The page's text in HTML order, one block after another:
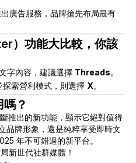
廣告服務，品牌搶先布局最有
）功能大比較，你該
字內容，建議選擇 Threads。
索營利模式，則選擇 X。
？
推出的新功能，顯示它絕對值得
品牌形象，還是純粹享受即時文
年不可錯過的新平台。
新世代社群媒體！